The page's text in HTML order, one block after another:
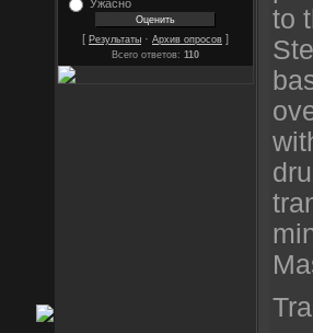
Ужасно
[ Результаты · Архив опросов ]
Всего ответов: 110
to